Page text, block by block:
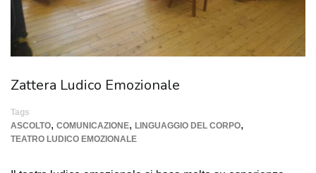
Zattera Ludico Emozionale
Tags
ASCOLTO, COMUNICAZIONE, LINGUAGGIO DEL CORPO,
TEATRO LUDICO EMOZIONALE